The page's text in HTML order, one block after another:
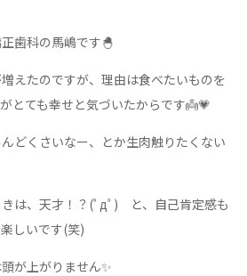
歯科の馬嶋です🐣
えたのですが、理由は食べたいものを
とても幸せと気づいたからです👼💗
どくさいなー、とか生肉触りたくない
は、天才！？(ﾟдﾟ) と、自己肯定感も
しいです(笑)
が上がりません✨